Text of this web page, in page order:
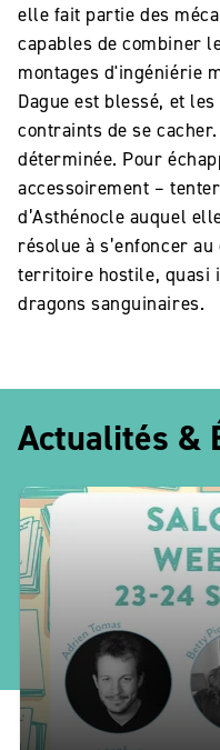
elle fait partie des
capables de combiner
montages d'ingéniérie
Dague est blessé, et
contraints de se
déterminée. Pour
accessoirement –
d’Asthénocle auquel
résolue à s’enfoncer
territoire hostile, quasi
dragons sanguinaires.
Actualités &